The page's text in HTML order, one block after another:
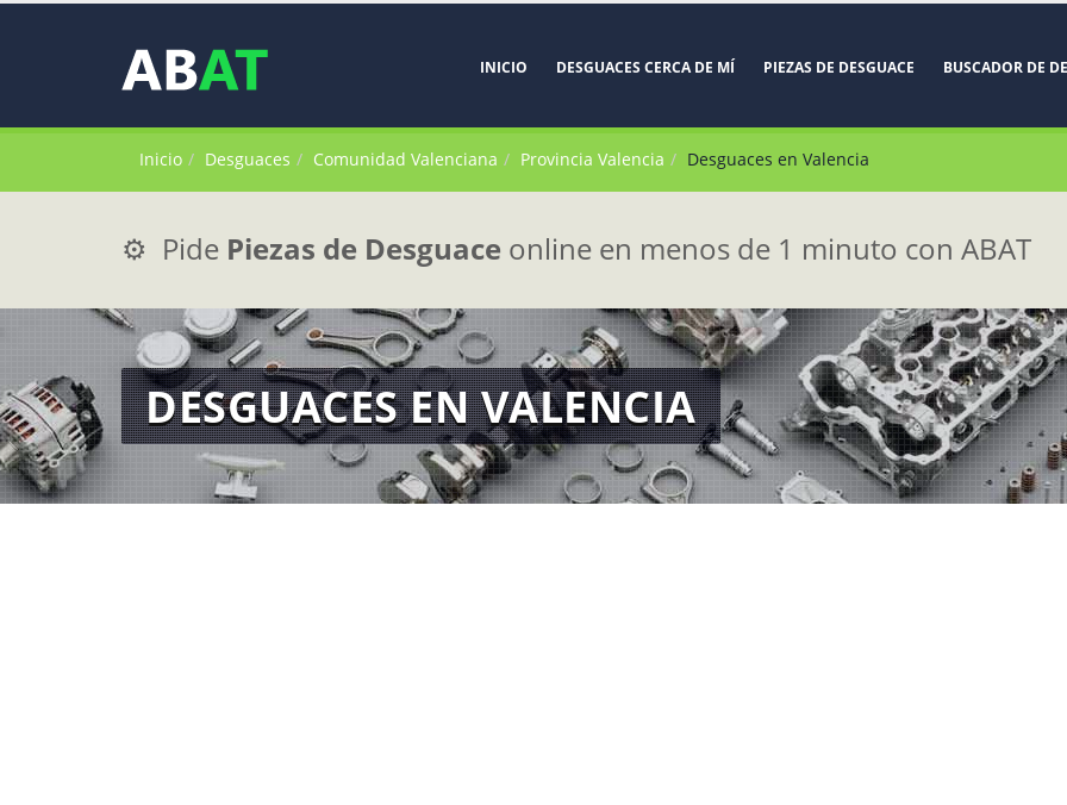
INICIO DESGUACES CERCA DE MÍ PIEZAS DE DESGUACE BUSCADOR DE
Inicio Desguaces Comunidad Valenciana Provincia Valencia Desguaces en Valencia
⚙️ Pide Piezas de Desguace online en menos de 1 minuto con ABAT
DESGUACES EN VALENCIA